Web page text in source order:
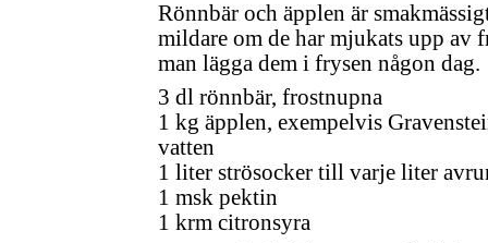
Rönnbär och äpplen är
mildare om de har mjukats upp av
man lägga dem i frysen någon dag.
3 dl rönnbär, frostnupna
1 kg äpplen, exempelvis
vatten
1 liter strösocker till varje liter
1 msk pektin
1 krm citronsyra